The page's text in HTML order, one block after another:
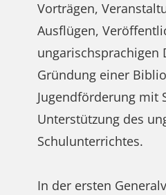
Vorträgen,
Ausflügen,
ungarischsprachigen
Gründung einer
Jugendförderung mit
Unterstützung des
Schulunterrichtes.
In der ersten